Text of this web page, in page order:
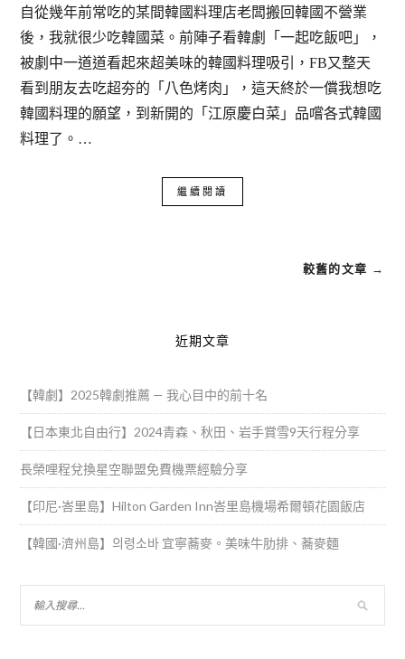
自從幾年前常吃的某間韓國料理店老闆搬回韓國不營業
後，我就很少吃韓國菜。前陣子看韓劇「一起吃飯吧」，
被劇中一道道看起來超美味的韓國料理吸引，FB又整天
看到朋友去吃超夯的「八色烤肉」，這天終於一償我想吃
韓國料理的願望，到新開的「江原慶白菜」品嚐各式韓國
料理了。…
繼續閱讀
較舊的文章 →
近期文章
【韓劇】2025韓劇推薦 — 我心目中的前十名
【日本東北自由行】2024青森、秋田、岩手賞雪9天行程分享
長榮哩程兌換星空聯盟免費機票經驗分享
【印尼·峇里島】Hilton Garden Inn峇里島機場希爾頓花園飯店
【韓國·濟州島】의령소바 宜寧蕎麥。美味牛肋排、蕎麥麵